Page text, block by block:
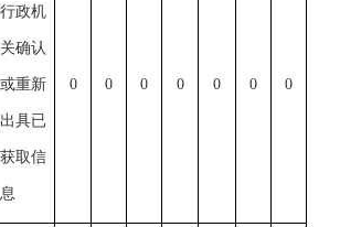
行政机
关确认
或重新
出具已
获取信
息
0 0 0 0 0 0 0